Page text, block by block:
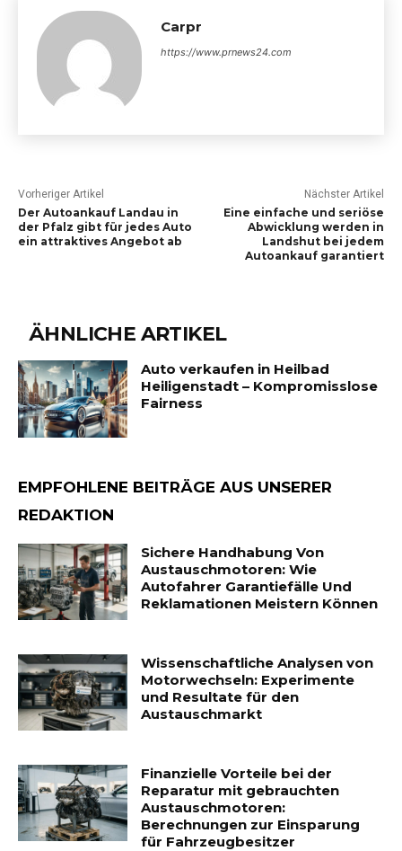
Carpr
https://www.prnews24.com
Vorheriger Artikel
Der Autoankauf Landau in
der Pfalz gibt für jedes Auto
ein attraktives Angebot ab
Nächster Artikel
Eine einfache und seriöse
Abwicklung werden in
Landshut bei jedem
Autoankauf garantiert
ÄHNLICHE ARTIKEL
Auto verkaufen in Heilbad
Heiligenstadt – Kompromisslose
Fairness
EMPFOHLENE BEITRÄGE AUS UNSERER
REDAKTION
Sichere Handhabung Von
Austauschmotoren: Wie
Autofahrer Garantiefälle Und
Reklamationen Meistern Können
Wissenschaftliche Analysen von
Motorwechseln: Experimente
und Resultate für den
Austauschmarkt
Finanzielle Vorteile bei der
Reparatur mit gebrauchten
Austauschmotoren:
Berechnungen zur Einsparung
für Fahrzeugbesitzer